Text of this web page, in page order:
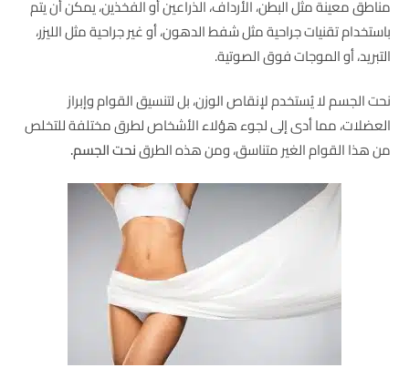
مناطق معينة مثل البطن، الأرداف، الذراعين أو الفخذين، يمكن أن يتم
باستخدام تقنيات جراحية مثل شفط الدهون، أو غير جراحية مثل الليزر،
التبريد، أو الموجات فوق الصوتية.
نحت الجسم لا يُستخدم لإنقاص الوزن، بل لتنسيق القوام وإبراز
العضلات، مما أدى إلى لجوء هؤلاء الأشخاص لطرق مختلفة للتخلص
من هذا القوام الغير متناسق، ومن هذه الطرقنحت الجسم.